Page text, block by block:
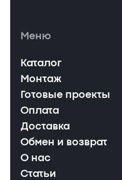
Меню
Каталог
Монтаж
Готовые проекты
Оплата
Доставка
Обмен и возврат
О нас
Статьи